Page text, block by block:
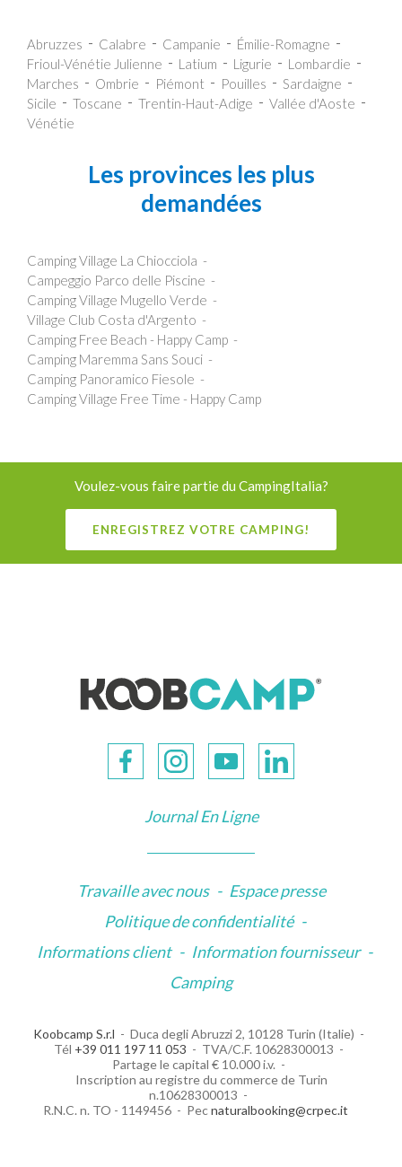
Abruzzes Calabre Campanie
Émilie-Romagne
Frioul-Vénétie Julienne
Latium Ligurie
Lombardie
Marches
Ombrie Piémont Pouilles
Sardaigne
Sicile
Toscane Trentin-Haut-Adige
Vallée d'Aoste
Vénétie
Les provinces les plus
demandées
Camping Village La Chiocciola
Campeggio Parco delle Piscine
Camping Village Mugello Verde
Village Club Costa d'Argento
Camping Free Beach - Happy Camp
Camping Maremma Sans Souci
Camping Panoramico Fiesole
Camping Village Free Time - Happy Camp
Voulez-vous faire partie du CampingItalia?
ENREGISTREZ VOTRE CAMPING!
Journal En Ligne
Travaille avec nous - Espace presse
Politique de confidentialité -
Informations client - Information fournisseur -
Camping
Koobcamp S.r.l
Duca degli Abruzzi 2, 10128 Turin (Italie)
Tél +39 011 197 11 053
TVA/C.F. 10628300013
Partage le capital € 10.000 i.v.
Inscription au registre du commerce de Turin
n.10628300013
R.N.C. n. TO - 1149456
Pecnaturalbooking@crpec.it